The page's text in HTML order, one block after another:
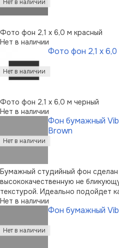
Фото фон 2,1 х 6,0 м красный
Нет в наличии
Фото фон 2,1 х
Фото фон 2,1 х 6,0 м черный
Нет в наличии
Фон бумажный
Brown
Бумажный студийный фон сделан
высококачественную не
текстурой. Идеально подойдет
видеосъемок. Поставляется на
2,1x6 м. Цвет - Mid Brown
Нет в наличии
Фон бумажный